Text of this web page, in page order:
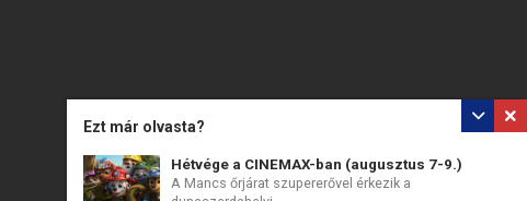
Ezt már olvasta?
Hétvége a CINEMAX-ban (augusztus 7-9.)
A Mancs őrjárat szupererővel érkezik a